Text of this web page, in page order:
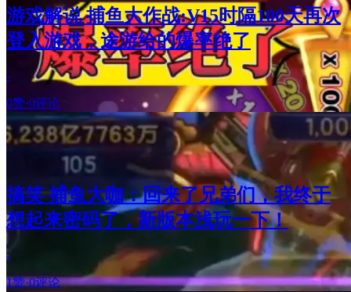
游戏解说 捕鱼大作战:V15时隔100天再次
登入游戏，途游给的爆率绝了
-
0赞·0评论
搞笑 捕鱼大咖：回来了兄弟们，我终于
想起来密码了，新版本浅玩一下！
-
1赞·0评论